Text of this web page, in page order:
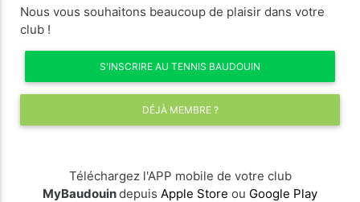
Nous vous souhaitons beaucoup de plaisir dans votre
club !
S'INSCRIRE AU TENNIS BAUDOUIN
DÉJÀ MEMBRE ?
Téléchargez l'APP mobile de votre club
MyBaudouindepuis Apple Store ou Google Play